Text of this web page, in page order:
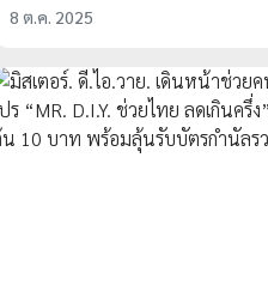
8 ต.ค. 2025